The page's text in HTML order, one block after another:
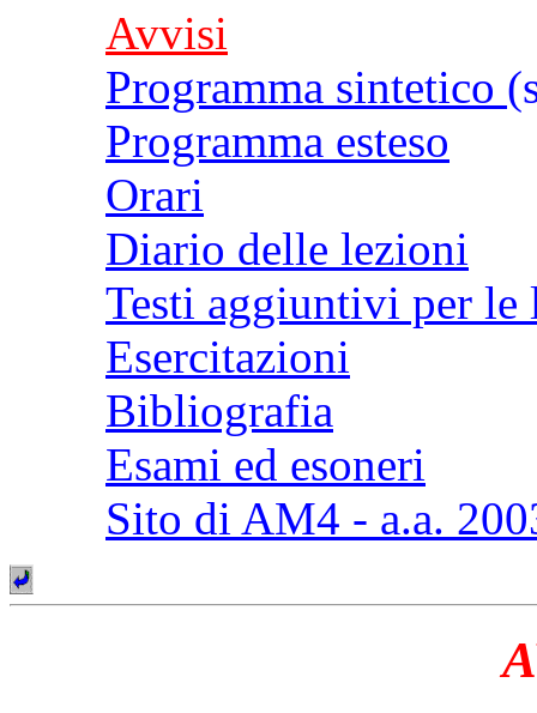
Avvisi
Programma sintetico
Programma esteso
Orari
Diario delle lezioni
Testi aggiuntivi per le
Esercitazioni
Bibliografia
Esami ed esoneri
Sito di AM4 - a.a.